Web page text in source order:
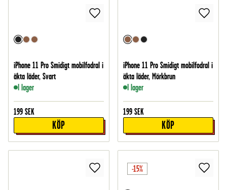
iPhone 11 Pro Smidigt mobilfodral i
äkta läder, Svart
I lager
199 SEK
KÖP
iPhone 11 Pro Smidigt mobilfodral i
äkta läder, Mörkbrun
I lager
199 SEK
KÖP
-15%